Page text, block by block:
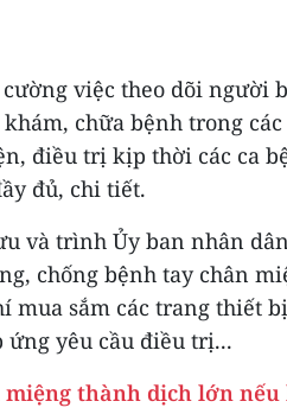
việc theo dõi người
chữa bệnh trong
điều trị kịp thời các ca
đủ, chi tiết.
và trình Ủy ban nhân
chống bệnh tay chân
mua sắm các trang thiết
ứng yêu cầu điều trị...
miệng thành dịch lớn